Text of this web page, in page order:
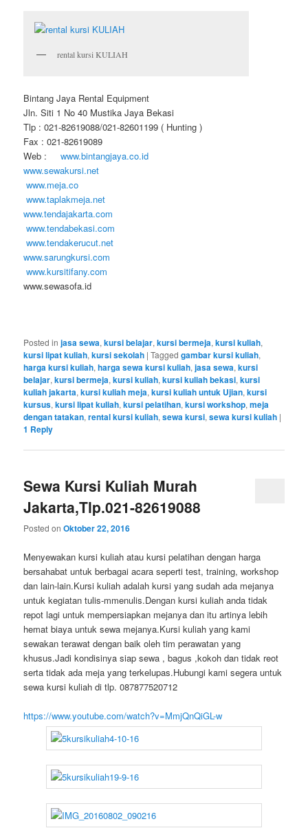
rental kursi KULIAH
Bintang Jaya Rental Equipment
Jln. Siti 1 No 40 Mustika Jaya Bekasi
Tlp : 021-82619088/021-82601199 ( Hunting )
Fax : 021-82619089
Web :
www.bintangjaya.co.id
www.sewakursi.net
www.meja.co
www.taplakmeja.net
www.tendajakarta.com
www.tendabekasi.com
www.tendakerucut.net
www.sarungkursi.com
www.kursitifany.com
www.sewasofa.id
Posted in jasa sewa,kursi belajar,kursi bermeja,kursi kuliah,
kursi lipat kuliah,kursi sekolah |Tagged gambar kursi kuliah,
harga kursi kuliah,harga sewa kursi kuliah,jasa sewa,kursi
belajar,kursi bermeja,kursi kuliah,kursi kuliah bekasi,kursi
kuliah jakarta,kursi kuliah meja,kursi kuliah untuk Ujian,kursi
kursus,kursi lipat kuliah,kursi pelatihan,kursi workshop,meja
dengan tatakan,rental kursi kuliah,sewa kursi,sewa kursi kuliah |
1 Reply
Sewa Kursi Kuliah Murah
Jakarta,Tlp.021-82619088
Posted onOktober 22, 2016
Menyewakan kursi kuliah atau kursi pelatihan dengan harga
bersahabat untuk berbagai acara seperti test, training, workshop
dan lain-lain.Kursi kuliah adalah kursi yang sudah ada mejanya
untuk kegiatan tulis-mmenulis.Dengan kursi kuliah anda tidak
repot lagi untuk mempersiapkan mejanya dan itu artinya lebih
hemat biaya untuk sewa mejanya.Kursi kuliah yang kami
sewakan terawat dengan baik oleh tim perawatan yang
khusus.Jadi kondisinya siap sewa , bagus ,kokoh dan tidak reot
serta tidak ada meja yang terkelupas.Hubungi kami segera untuk
sewa kursi kuliah di tlp. 087877520712
https://www.youtube.com/watch?v=MmjQnQiGL-w